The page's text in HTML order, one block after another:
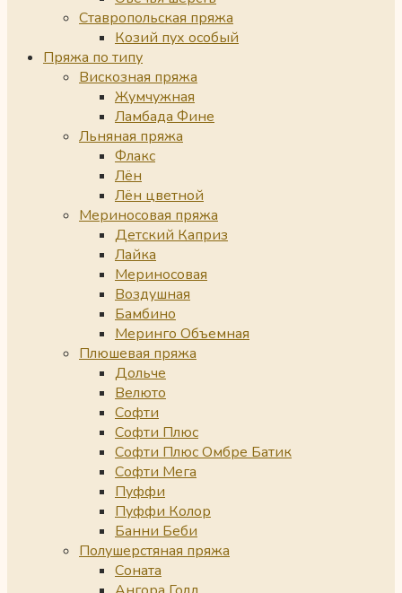
Ставропольская пряжа
Козий пух особый
Пряжа по типу
Вискозная пряжа
Жумчужная
Ламбада Фине
Льняная пряжа
Флакс
Лён
Лён цветной
Мериносовая пряжа
Детский Каприз
Лайка
Мериносовая
Воздушная
Бамбино
Меринго Объемная
Плюшевая пряжа
Дольче
Велюто
Софти
Софти Плюс
Софти Плюс Омбре Батик
Софти Мега
Пуффи
Пуффи Колор
Банни Беби
Полушерстяная пряжа
Соната